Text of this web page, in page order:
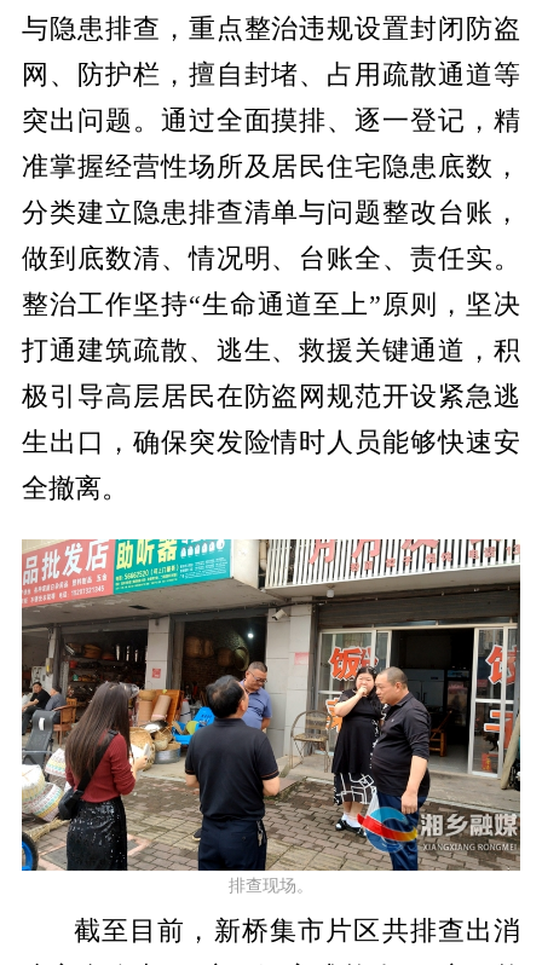
与隐患排查，重点整治违规设置封闭防盗
网、防护栏，擅自封堵、占用疏散通道等
突出问题。通过全面摸排、逐一登记，精
准掌握经营性场所及居民住宅隐患底数，
分类建立隐患排查清单与问题整改台账，
做到底数清、情况明、台账全、责任实。
整治工作坚持“生命通道至上”原则，坚决
打通建筑疏散、逃生、救援关键通道，积
极引导高层居民在防盗网规范开设紧急逃
生出口，确保突发险情时人员能够快速安
全撤离。
排查现场。
截至目前，新桥集市片区共排查出消